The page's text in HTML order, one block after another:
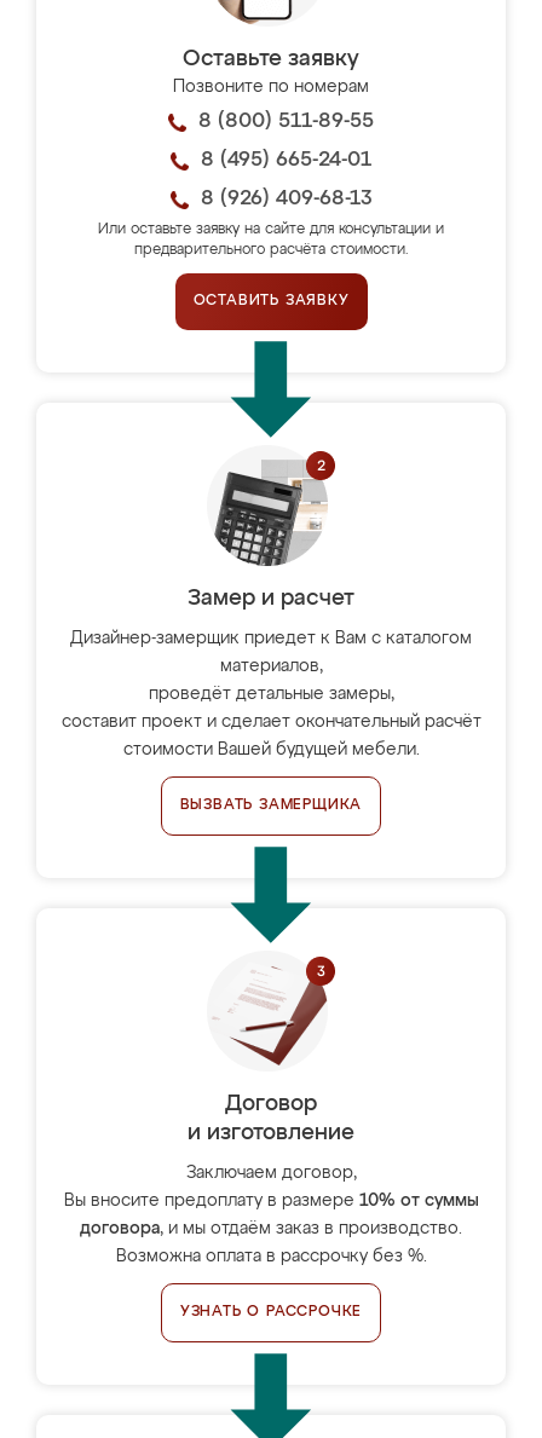
Оставьте заявку
Позвоните по номерам
8 (800) 511-89-55
8 (495) 665-24-01
8 (926) 409-68-13
Или оставьте заявку на сайте для консультации и
предварительного расчёта стоимости.
ОСТАВИТЬ ЗАЯВКУ
Замер и расчет
Дизайнер-замерщик приедет к Вам с каталогом
материалов,
проведёт детальные замеры,
составит проект и сделает окончательный расчёт
стоимости Вашей будущей мебели.
ВЫЗВАТЬ ЗАМЕРЩИКА
Договор
и изготовление
Заключаем договор,
Вы вносите предоплату в размере 10% от суммы
договора, и мы отдаём заказ в производство.
Возможна оплата в рассрочку без %.
УЗНАТЬ О РАССРОЧКЕ